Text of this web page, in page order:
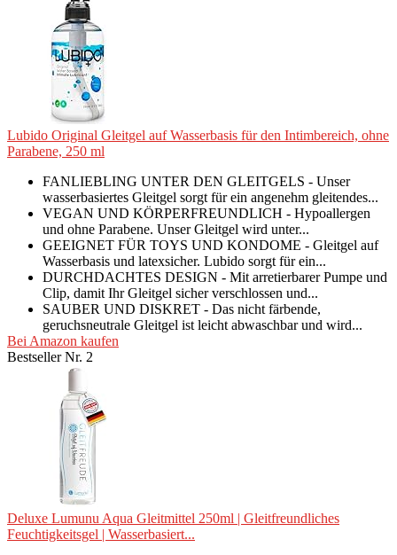
Lubido Original Gleitgel auf Wasserbasis für den Intimbereich, ohne
Parabene, 250 ml
FANLIEBLING UNTER DEN GLEITGELS - Unser
wasserbasiertes Gleitgel sorgt für ein angenehm gleitendes...
VEGAN UND KÖRPERFREUNDLICH - Hypoallergen
und ohne Parabene. Unser Gleitgel wird unter...
GEEIGNET FÜR TOYS UND KONDOME - Gleitgel auf
Wasserbasis und latexsicher. Lubido sorgt für ein...
DURCHDACHTES DESIGN - Mit arretierbarer Pumpe und
Clip, damit Ihr Gleitgel sicher verschlossen und...
SAUBER UND DISKRET - Das nicht färbende,
geruchsneutrale Gleitgel ist leicht abwaschbar und wird...
Bei Amazon kaufen
Bestseller Nr. 2
Deluxe Lumunu Aqua Gleitmittel 250ml | Gleitfreundliches
Feuchtigkeitsgel | Wasserbasiert...